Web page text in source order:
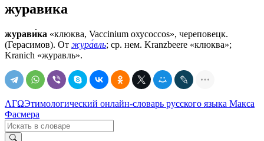
журавика
журави́ка «клюква, Vaccinium охусоссоs», череповецк.
(Герасимов). От жура́вль; ср. нем. Kranzbeere «клюква»;
Kranich «журавль».
ΛΓΩЭтимологический онлайн-словарь русского языка Макса
Фасмера